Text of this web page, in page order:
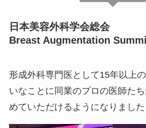
日本美容外科学会総会
Breast Augmentation
形成外科専門医として15年以上
いなことに同業のプロの医師た
めていただけるようになりました